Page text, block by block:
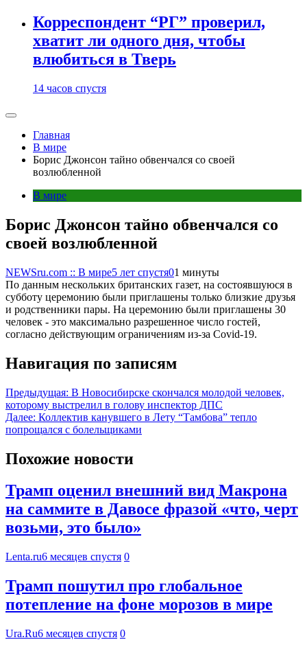
Корреспондент “РГ” проверил,
хватит ли одного дня, чтобы
влюбиться в Тверь
14 часов спустя
Главная
В мире
Борис Джонсон тайно обвенчался со своей
возлюбленной
В мире
Борис Джонсон тайно обвенчался со
своей возлюбленной
NEWSru.com :: В мире5 лет спустя01 минуты
По данным нескольких британских газет, на состоявшуюся в
субботу церемонию были приглашены только близкие друзья
и родственники пары. На церемонию были приглашены 30
человек - это максимально разрешенное число гостей,
согласно действующим ограничениям из-за Covid-19.
Навигация по записям
Предыдущая: В Новосибирске скончался молодой человек,
которому выстрелил в голову инспектор ДПС
Далее: Коллектив канувшего в Лету “Тамбова” тепло
попрощался с болельщиками
Похожие новости
Трамп оценил внешний вид Макрона
на саммите в Давосе фразой «что, черт
возьми, это было»
Lenta.ru6 месяцев спустя 0
Трамп пошутил про глобальное
потепление на фоне морозов в мире
Ura.Ru6 месяцев спустя 0